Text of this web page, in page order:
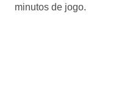
minutos de jogo.